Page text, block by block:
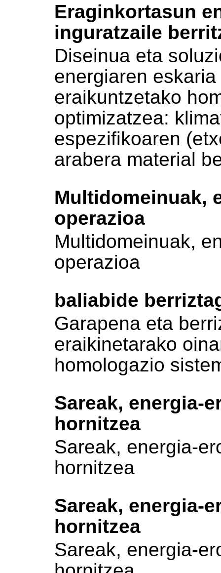
Eraginkortasun
inguratzaile
Diseinua eta
energiaren
eraikuntzetako
optimizatzea:
espezifikoaren
arabera material
Multidomeinuak,
operazioa
Multidomeinuak,
operazioa
baliabide
Garapena eta
eraikinetarako
homologazio
Sareak, energia-
hornitzea
Sareak, energia-
hornitzea
Sareak, energia-
hornitzea
Sareak, energia-